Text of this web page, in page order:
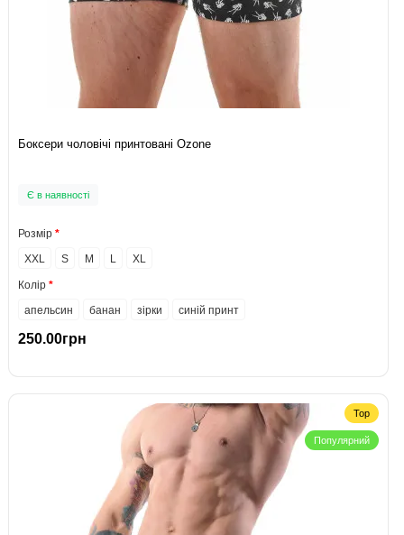
Боксери чоловічі принтовані Ozone
Є в наявності
Розмір
XXL
S M L XL
Колір
апельсин
банан зірки синій принт
250.00грн
Top
Популярний